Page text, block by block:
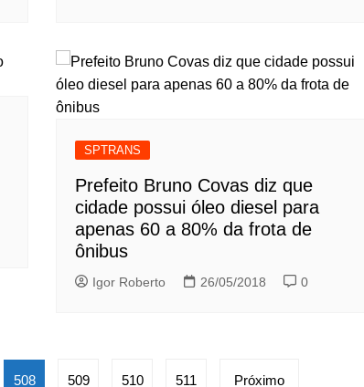
SPTRANS
Prefeito Bruno Covas diz que
cidade possui óleo diesel para
apenas 60 a 80% da frota de
ônibus
Igor Roberto 26/05/2018 0
508 509 510 511 Próximo